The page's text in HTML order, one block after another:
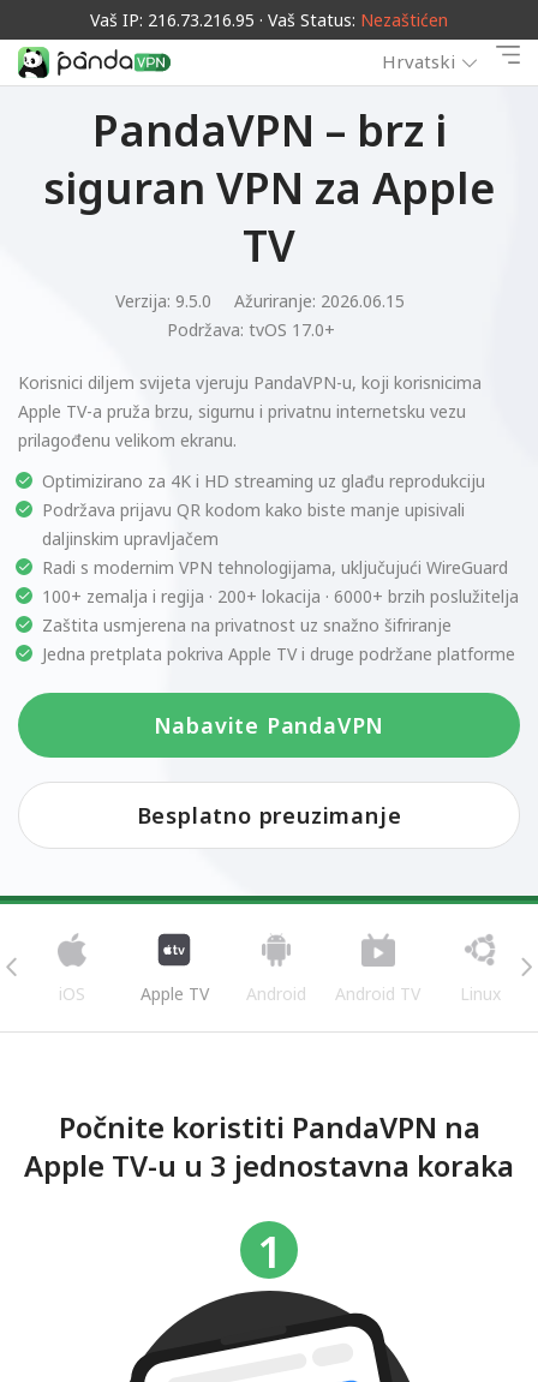
Vaš IP: 216.73.216.95 · Vaš Status: Nezaštićen
Hrvatski
PandaVPN – brz i
siguran VPN za Apple
TV
Verzija: 9.5.0
Ažuriranje: 2026.06.15
Podržava: tvOS 17.0+
Korisnici diljem svijeta vjeruju PandaVPN-u, koji korisnicima
Apple TV-a pruža brzu, sigurnu i privatnu internetsku vezu
prilagođenu velikom ekranu.
Optimizirano za 4K i HD streaming uz glađu reprodukciju
Podržava prijavu QR kodom kako biste manje upisivali
daljinskim upravljačem
Radi s modernim VPN tehnologijama, uključujući WireGuard
100+ zemalja i regija · 200+ lokacija · 6000+ brzih poslužitelja
Zaštita usmjerena na privatnost uz snažno šifriranje
Jedna pretplata pokriva Apple TV i druge podržane platforme
Nabavite PandaVPN
Besplatno preuzimanje
iOS Apple TV Android Android TV Linux
Počnite koristiti PandaVPN na
Apple TV-u u 3 jednostavna koraka